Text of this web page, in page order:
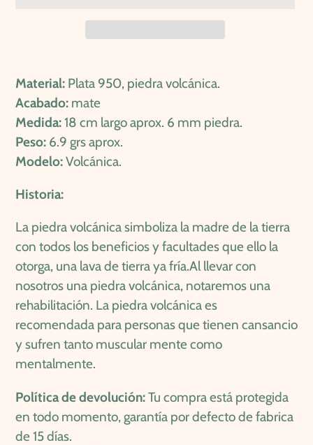
el
producto
a
tu
carrito
compra
Material: Plata 950, piedra volcánica.
Acabado: mate
Medida:18 cm largo aprox. 6 mm piedra.
Peso: 6.9 grs aprox.
Modelo:Volcánica.
Historia:
La piedra volcánica simboliza la madre de la tierra
con todos los beneficios y facultades que ello la
otorga, una lava de tierra ya fría.Al llevar con
nosotros una piedra volcánica, notaremos una
rehabilitación. La piedra volcánica es
recomendada para personas que tienen cansancio
y sufren tanto muscular mente como
mentalmente.
Política de devolución:Tu compra está protegida
en todo momento,garantía por defecto de fabrica
de 15 días.